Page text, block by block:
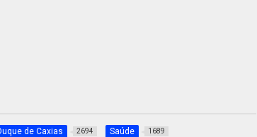
de Caxias 2694 Saúde 1689